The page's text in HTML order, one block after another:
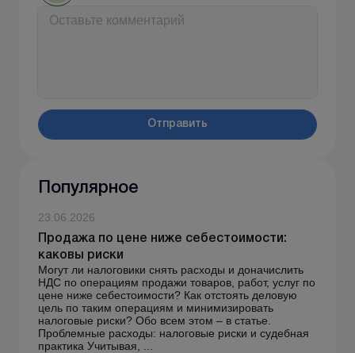
Отправить
Популярное
23.06.2026
Продажа по цене ниже себестоимости:
каковы риски
Могут ли налоговики снять расходы и доначислить
НДС по операциям продажи товаров, работ, услуг по
цене ниже себестоимости? Как отстоять деловую
цель по таким операциям и минимизировать
налоговые риски? Обо всем этом – в статье.
Проблемные расходы: налоговые риски и судебная
практика Учитывая, ...